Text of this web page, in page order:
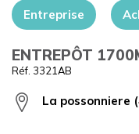
+
Entreprise
ENTREPÔT
Réf. 3321AB
La possonniere